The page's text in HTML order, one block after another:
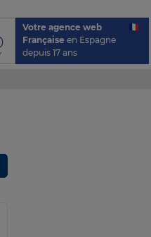
Votre agence web
Française en Espagne
depuis 17 ans